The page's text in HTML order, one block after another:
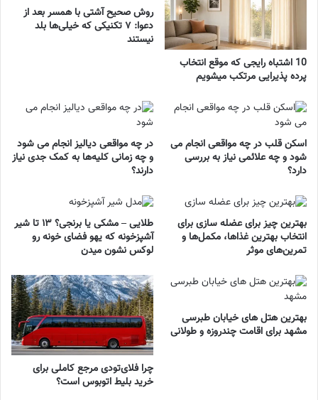
10 اشتباه رایجی که موقع انتخاب
پرده پذیرایی مرتکب میشویم
روش صحیح آشتی با همسر بعد از
دعوا: ۷ تکنیکی که خیلی‌ها بلد
نیستند
اسکن قلب در چه مواقعی انجام می
شود و چه علائمی نیاز به بررسی
دارد؟
در چه مواقعی دیالیز انجام می شود
و چه زمانی کلیه‌ها به کمک جدی نیاز
دارند؟
بهترین چیز برای عضله سازی برای
انتخاب بهترین غذاها، مکمل‌ها و
تمرین‌های موثر
طلایی – مشکی یا برنجی؟ ۱۳ تا شیر
آشپزخونه که یهو فضای خونه رو
لوکس نشون میدن
بهترین هتل های خیابان طبرسی
مشهد برای اقامت چندروزه و طولانی
چرا فلای‌تودی مرجع کاملی برای
خرید بلیط اتوبوس است؟